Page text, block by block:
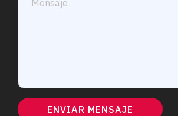
ENVIAR MENSAJE